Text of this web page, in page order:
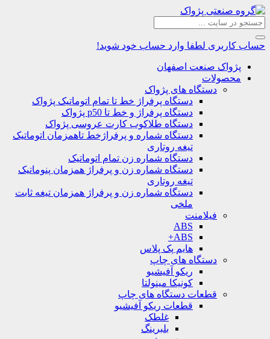
حساب کاربری لطفا وارد حساب خود شوید!
پژواک صنعت اصفهان
محصولات
دستگاه های پژواک
دستگاه پرفراژ خط تا تمام اتوماتیک پژواک
دستگاه پرفراژ و خط تا p50 پژواک
دستگاه طلاکوب کارت عروسی پژواک
دستگاه شماره و پرفراژخط تاهمزمان اتوماتیک
تیغه روتاری
دستگاه شماره زن تمام اتوماتیک
دستگاه شماره زن و پرفراژ همزمان پنوماتیک
تیغه روتاری
دستگاه شماره زن و پرفراژ همزمان تیغه ثابت
ملخی
فیلامنت
ABS
ABS+
هایم پک پلاس
دستگاه های چاپ
ریکو آفیشیو
کونیکا مینولتا
قطعات دستگاه های چاپ
قطعات ریکو آفیشیو
غلطک
بلبرینگ